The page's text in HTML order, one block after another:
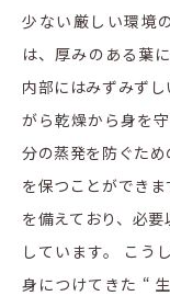
少ない厳しい環境
は、厚みのある葉
内部にはみずみず
がら乾燥から身を
分の蒸発を防ぐた
を保つことができ
を備えており、必
しています。 こう
身につけてきた “